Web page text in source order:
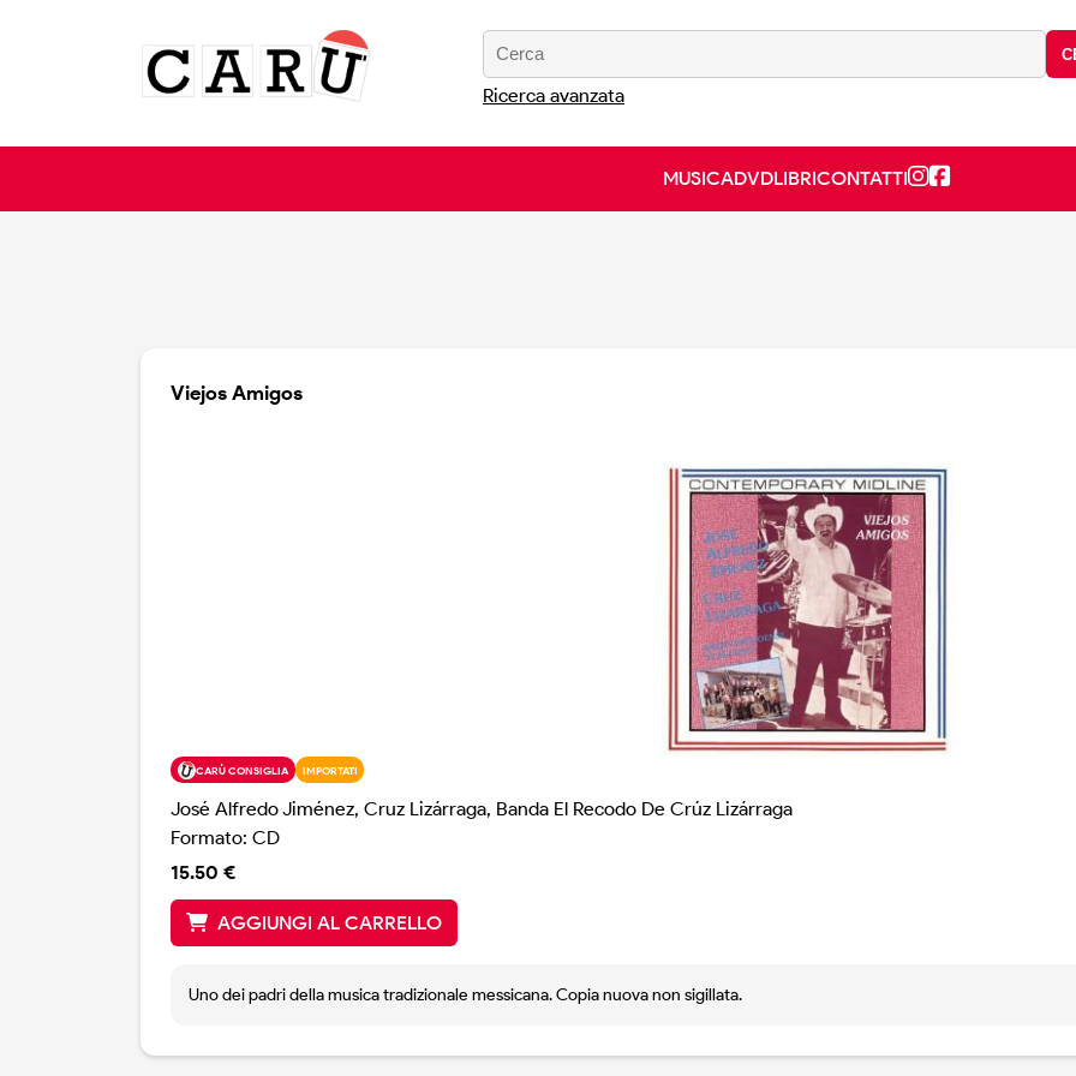
Ricerca avanzata
MUSICADVDLIBRICONTATTI
Viejos Amigos
CARÙ CONSIGLIA IMPORTATI
José Alfredo Jiménez, Cruz Lizárraga, Banda El Recodo De Crúz Lizárraga
Formato: CD
15.50 €
AGGIUNGI AL CARRELLO
Uno dei padri della musica tradizionale messicana. Copia nuova non sigillata.